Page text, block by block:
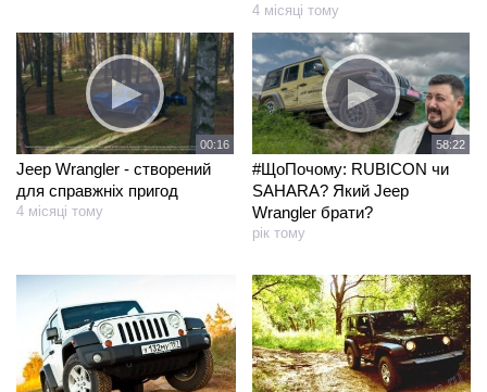
4 місяці тому
00:16
Jeep Wrangler - створений
для справжніх пригод
4 місяці тому
58:22
#ЩоПочому: RUBICON чи
SAHARA? Який Jeep
Wrangler брати?
рік тому